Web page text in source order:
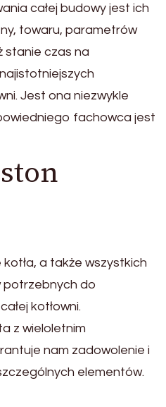
całej budowy jest ich
towaru, parametrów
stanie czas na
Jest ona niezwykle
fachowca jest
a także wszystkich
potrzebnych do
kotłowni.
z wieloletnim
nam zadowolenie i
elementów.